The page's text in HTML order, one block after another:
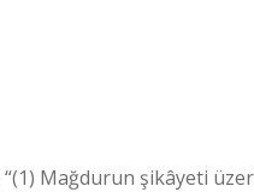
“(1) Mağdurun şikâyeti